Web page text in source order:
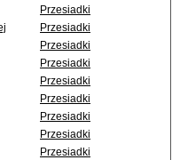
Przesiadki
Przesiadki
Przesiadki
Przesiadki
Przesiadki
Przesiadki
Przesiadki
Przesiadki
Przesiadki